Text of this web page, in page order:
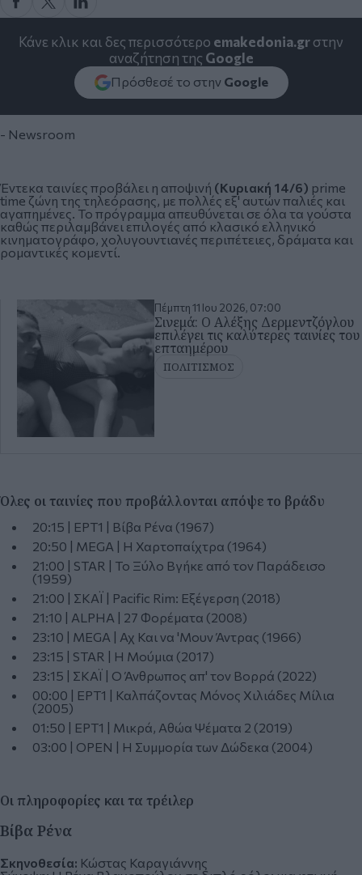
Κάνε κλικ και δες περισσότερο emakedonia.grστην
αναζήτηση της Google
Πρόσθεσέ το στην Google
- Newsroom
Έντεκα ταινίες προβάλει η αποψινή (Κυριακή 14/6) prime
time ζώνη της τηλεόρασης, με πολλές εξ' αυτών παλιές και
αγαπημένες. Το πρόγραμμα απευθύνεται σε όλα τα γούστα
καθώς περιλαμβάνει επιλογές από κλασικό ελληνικό
κινηματογράφο, χολυγουντιανές περιπέτειες, δράματα και
ρομαντικές κομεντί.
Πέμπτη 11 Ιου 2026, 07:00
Σινεμά: Ο Αλέξης Δερμεντζόγλου
επιλέγει τις καλύτερες ταινίες του
επταημέρου
ΠΟΛΙΤΙΣΜΟΣ
Όλες οι ταινίες που προβάλλονται απόψε το βράδυ
20:15 | ΕΡΤ1 | Βίβα Ρένα (1967)
20:50 | MEGA | Η Χαρτοπαίχτρα (1964)
21:00 | STAR | Το Ξύλο Βγήκε από τον Παράδεισο
(1959)
21:00 | ΣΚΑΪ | Pacific Rim: Εξέγερση (2018)
21:10 | ALPHA | 27 Φορέματα (2008)
23:10 | MEGA | Αχ Και να 'Μουν Άντρας (1966)
23:15 | STAR | Η Μούμια (2017)
23:15 | ΣΚΑΪ | Ο Άνθρωπος απ' τον Βορρά (2022)
00:00 | ΕΡΤ1 | Καλπάζοντας Μόνος Χιλιάδες Μίλια
(2005)
01:50 | ΕΡΤ1 | Μικρά, Αθώα Ψέματα 2 (2019)
03:00 | OPEN | Η Συμμορία των Δώδεκα (2004)
Οι πληροφορίες και τα τρέιλερ
Βίβα Ρένα
Σκηνοθεσία: Κώστας Καραγιάννης